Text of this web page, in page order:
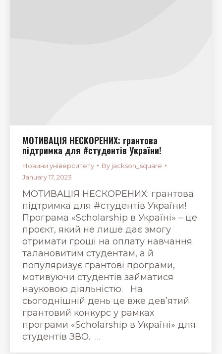
МОТИВАЦІЯ НЕСКОРЕНИХ: грантова
підтримка для #студентів України!
Новини університету By jackson_square
January 17, 2023
МОТИВАЦІЯ НЕСКОРЕНИХ: грантова
підтримка для #студентів України!
Програма «Scholarship в Україні» – це
проєкт, який не лише дає змогу
отримати гроші на оплату навчання
талановитим студентам, а й
популяризує грантові програми,
мотивуючи студентів займатися
науковою діяльністю. На
сьогоднішній день це вже дев’ятий
грантовий конкурс у рамках
програми «Scholarship в Україні» для
студентів ЗВО. …